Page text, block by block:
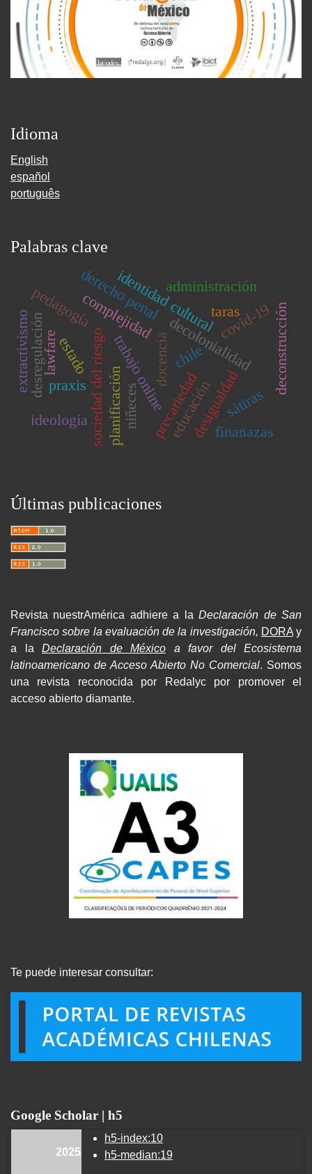
Idioma
English
español
português
Palabras clave
decolonialidad
complejidad
docencia
sociedad del riesgotrabajo onlineprecariedad
identidad cultural
administración
educación
planificación
pedagogía
praxis desigualdad
desregulación covid-19
ideología
estado
finanazas
extractivismo chile
taras
sátiras
deconstrucción
niñeces
lawfare
derecho penal
Últimas publicaciones
Revista nuestrAmérica adhiere a laDeclaración de San
Francisco sobre la evaluación de la investigación, DORAy
a la Declaración de México a favor del Ecosistema
latinoamericano de Acceso Abierto No Comercial. Somos
una revista reconocida por Redalyc por promover el
acceso abierto diamante.
Te puede interesar consultar:
Google Scholar | h5
2025
h5-index:10
h5-median:19